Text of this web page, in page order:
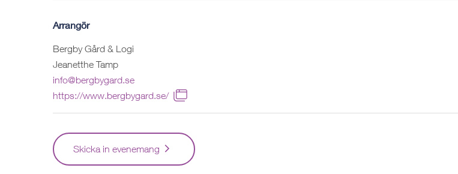
Arrangör
Bergby Gård & Logi
Jeanetthe Tamp
info@bergbygard.se
https://www.bergbygard.se/
Skicka in evenemang